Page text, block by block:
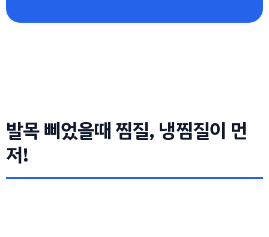
발목 삐었을때 찜질, 냉찜질이 먼
저!